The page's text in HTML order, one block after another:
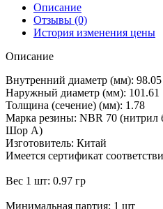
Описание
Отзывы (0)
История изменения цены
Описание
Внутренний диаметр (мм): 98.05
Наружный диаметр (мм): 101.61
Толщина (сечение) (мм): 1.78
Марка резины: NBR 70 (нитрил
Шор А)
Изготовитель: Китай
Имеется сертификат
Вес 1 шт: 0.97 гр
Минимальная партия: 1 шт